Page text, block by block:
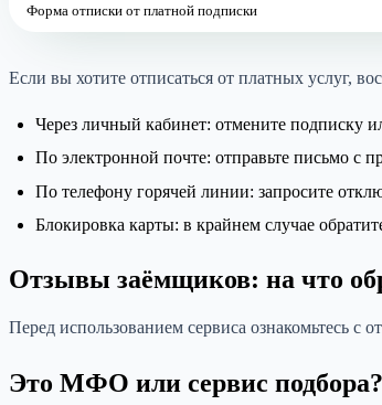
Форма отписки от платной подписки
Если вы хотите отписаться от платных услуг,
Через личный кабинет: отмените подписку
По электронной почте: отправьте письмо с
По телефону горячей линии: запросите
Блокировка карты: в крайнем случае
Отзывы заёмщиков: на что
Перед использованием сервиса ознакомьтесь с
Это МФО или сервис подбора?